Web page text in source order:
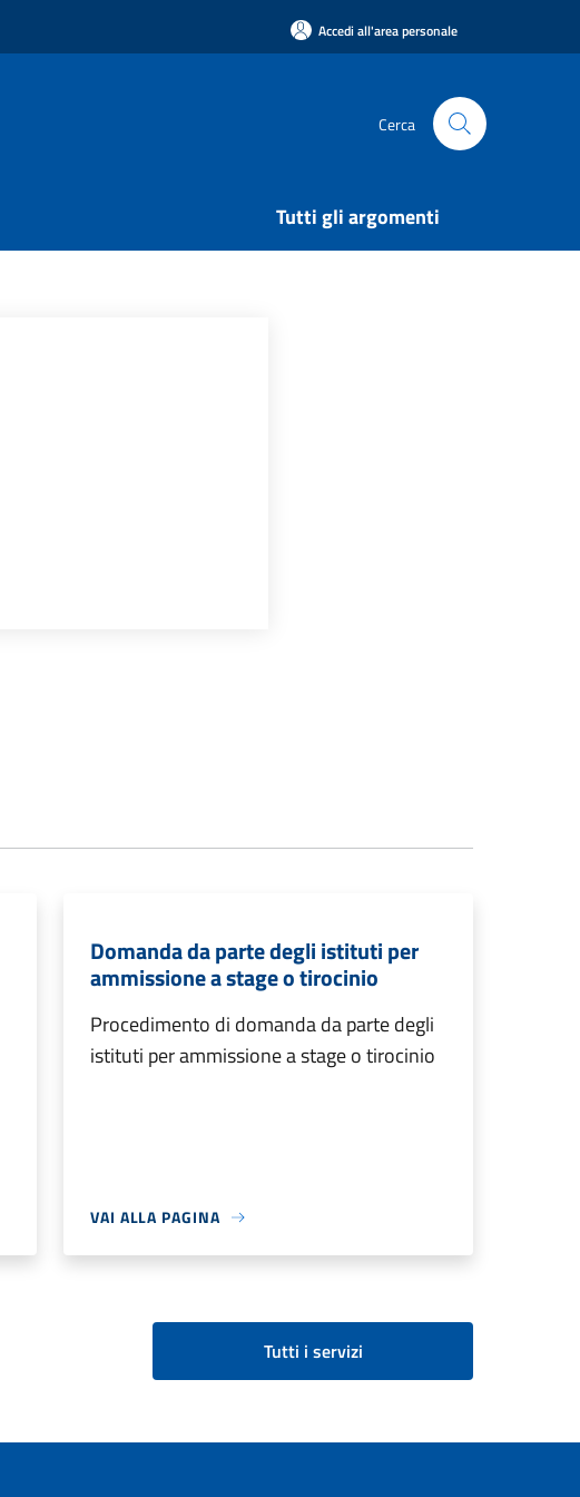
Accedi all'area personale
Cerca
Tutti gli argomenti
Domanda da parte degli istituti per
ammissione a stage o tirocinio
Procedimento di domanda da parte degli
istituti per ammissione a stage o tirocinio
VAI ALLA PAGINA
Tutti i servizi